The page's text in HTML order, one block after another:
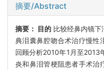
摘要/Abstract
摘要： 目的 比较经鼻内镜
典泪囊鼻腔吻合术治疗慢性
回顾分析2010年1月至
炎和鼻泪管梗阻患者手术治